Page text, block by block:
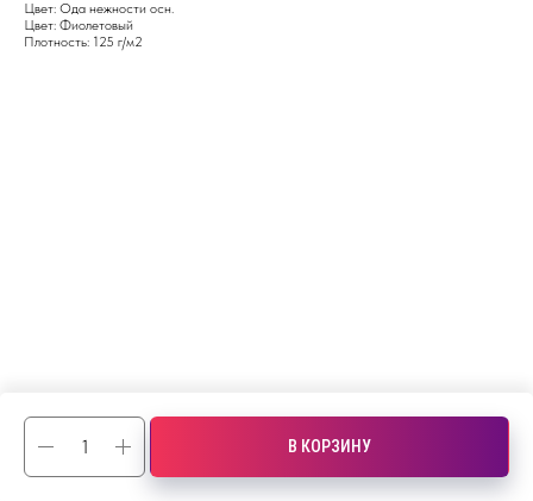
В КОРЗИНУ
Цвет: Ода нежности осн.
Цвет: Фиолетовый
Плотность: 125 г/м2